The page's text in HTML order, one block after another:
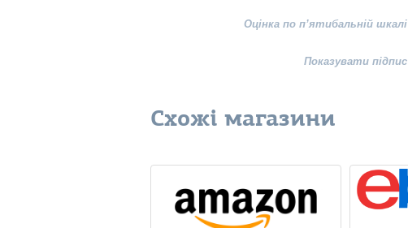
Оцінка по п’ятибальній шкалі
Показувати підпис
Схожі магазини